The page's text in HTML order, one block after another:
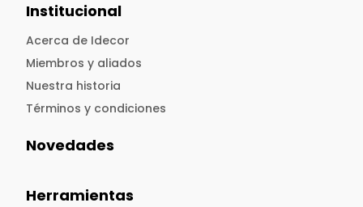
Institucional
Acerca de Idecor
Miembros y aliados
Nuestra historia
Términos y condiciones
Novedades
Herramientas